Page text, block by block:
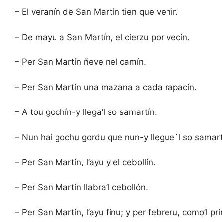
– El veranín de San Martín tien que venir.
– De mayu a San Martín, el cierzu por vecín.
– Per San Martín ñeve nel camín.
– Per San Martín una mazana a cada rapacín.
– A tou gochín-y llega’l so samartín.
– Nun hai gochu gordu que nun-y llegue´l so
– Per San Martín, l’ayu y el cebollín.
– Per San Martín llabra’l cebollón.
– Per San Martín, l’ayu finu; y per febreru, como’l